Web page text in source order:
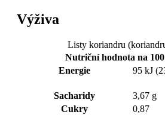
Výživa
Listy koriandru
Nutriční hodnota na 100
Energie
95 kJ
Sacharidy
3,67 g
Cukry
0,87